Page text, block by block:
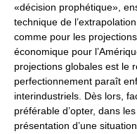
«décision prophétique»,
technique de
comme pour les
économique pour
projections globales est le
perfectionnement paraît
interindustriels. Dès lors,
préférable d’opter, dans
présentation d’une